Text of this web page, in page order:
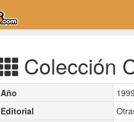
Colección
Año
Editorial